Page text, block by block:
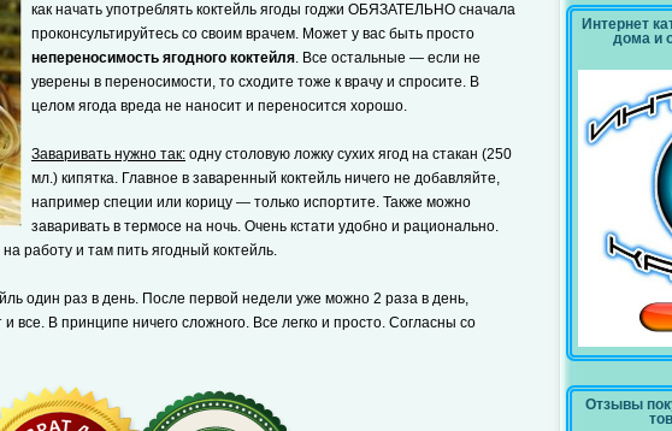
как начать употреблять коктейль ягоды годжи ОБЯЗАТЕЛЬНО сначала
проконсультируйтесь со своим врачем. Может у вас быть просто
непереносимость ягодного коктейля. Все остальные — если не
уверены в переносимости, то сходите тоже к врачу и спросите. В
целом ягода вреда не наносит и переносится хорошо.
Заваривать нужно так: одну столовую ложку сухих ягод на стакан (250
мл.) кипятка. Главное в заваренный коктейль ничего не добавляйте,
например специи или корицу — только испортите. Также можно
заваривать в термосе на ночь. Очень кстати удобно и рационально.
работу и там пить ягодный коктейль.
один раз в день. После первой недели уже можно 2 раза в день,
все. В принципе ничего сложного. Все легко и просто. Согласны со
Интернет
дома и
Отзывы